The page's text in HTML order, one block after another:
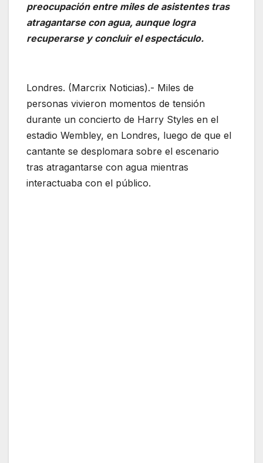
preocupación entre miles de asistentes tras
atragantarse con agua, aunque logra
recuperarse y concluir el espectáculo.
Londres. (Marcrix Noticias).- Miles de
personas vivieron momentos de tensión
durante un concierto de Harry Styles en el
estadio Wembley, en Londres, luego de que el
cantante se desplomara sobre el escenario
tras atragantarse con agua mientras
interactuaba con el público.